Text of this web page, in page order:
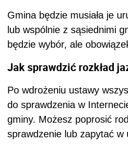
Gmina będzie musiała je
lub wspólnie z sąsiednimi
będzie wybór, ale
Jak sprawdzić rozkład
Po wdrożeniu ustawy
do sprawdzenia w
gminy. Możesz poprosić
sprawdzenie lub zapytać w